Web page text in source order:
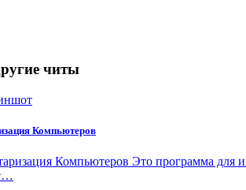
читы
Компьютеров
Компьютеров Это программа для